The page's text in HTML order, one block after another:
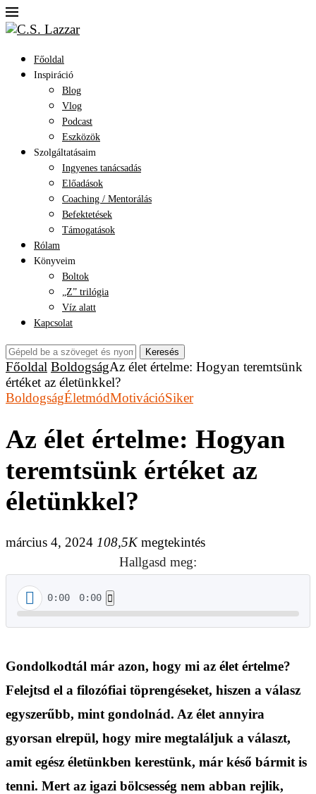
Főoldal
Inspiráció
Blog
Vlog
Podcast
Eszközök
Szolgáltatásaim
Ingyenes tanácsadás
Előadások
Coaching / Mentorálás
Befektetések
Támogatások
Rólam
Könyveim
Boltok
„Z” trilógia
Víz alatt
Kapcsolat
Keresés
Főoldal BoldogságAz élet értelme: Hogyan teremtsünk
értéket az életünkkel?
BoldogságÉletmódMotivációSiker
Az élet értelme: Hogyan
teremtsünk értéket az
életünkkel?
március 4, 2024 108,5Kmegtekintés
Hallgasd meg:
0:00 0:00
Gondolkodtál már azon, hogy mi az élet értelme?
Felejtsd el a filozófiai töprengéseket, hiszen a válasz
egyszerűbb, mint gondolnád. Az élet annyira
gyorsan elrepül, hogy mire megtaláljuk a választ,
amit egész életünkben kerestünk, már késő bármit is
tenni. Mert az igazi bölcsesség nem abban rejlik,